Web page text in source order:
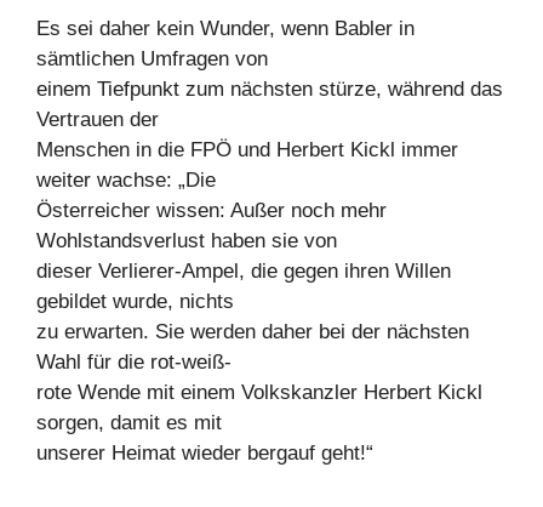
Es sei daher kein Wunder, wenn Babler in
sämtlichen Umfragen von
einem Tiefpunkt zum nächsten stürze, während das
Vertrauen der
Menschen in die FPÖ und Herbert Kickl immer
weiter wachse: „Die
Österreicher wissen: Außer noch mehr
Wohlstandsverlust haben sie von
dieser Verlierer-Ampel, die gegen ihren Willen
gebildet wurde, nichts
zu erwarten. Sie werden daher bei der nächsten
Wahl für die rot-weiß-
rote Wende mit einem Volkskanzler Herbert Kickl
sorgen, damit es mit
unserer Heimat wieder bergauf geht!“